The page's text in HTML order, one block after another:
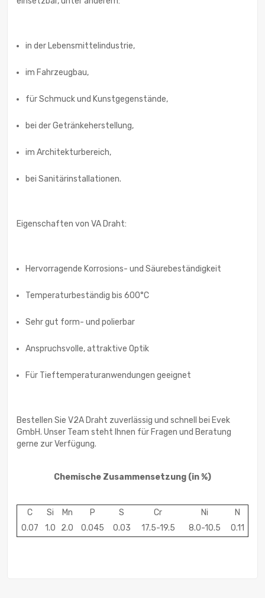
in der Lebensmittelindustrie,
im Fahrzeugbau,
für Schmuck und Kunstgegenstände,
bei der Getränkeherstellung,
im Architekturbereich,
bei Sanitärinstallationen.
Eigenschaften von VA Draht:
Hervorragende Korrosions- und Säurebeständigkeit
Temperaturbeständig bis 600°C
Sehr gut form- und polierbar
Anspruchsvolle, attraktive Optik
Für Tieftemperaturanwendungen geeignet
Bestellen Sie V2A Draht zuverlässig und schnell bei Evek
GmbH. Unser Team steht Ihnen für Fragen und Beratung
gerne zur Verfügung.
Chemische Zusammensetzung (in %)
C Si Mn P S Cr Ni
N
0.07
1.0 2.0 0.045 0.03 17.5-19.5 8.0-10.5 0.11